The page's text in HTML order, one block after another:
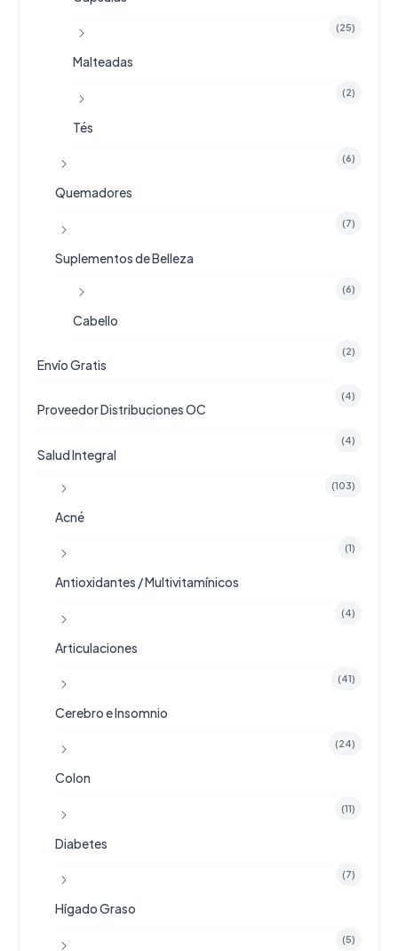
(25)
Malteadas
(2)
Tés
(6)
Quemadores
(7)
Suplementos de Belleza
(6)
Cabello
(2)
Envío Gratis
(4)
Proveedor Distribuciones OC
(4)
Salud Integral
(103)
Acné
(1)
Antioxidantes / Multivitamínicos
(4)
Articulaciones
(41)
Cerebro e Insomnio
(24)
Colon
(11)
Diabetes
(7)
Hígado Graso
(5)